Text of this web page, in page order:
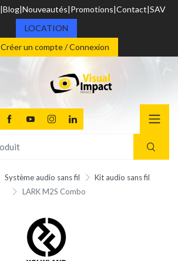
Blog Nouveautés Promotions Contact SAV
LOCATION
Créer un compte / Connexion
Système audio sans fil
Kit audio sans fil
LARK M2S Combo